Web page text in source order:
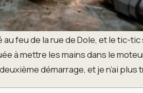
feu de la rue de Dole, et le tic-
à mettre les mains dans le
démarrage, et je n’ai plus